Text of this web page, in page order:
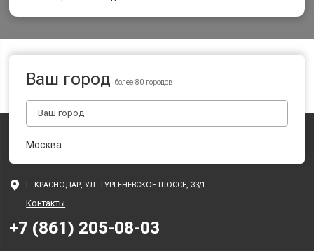
Ваш городболее 80 городов
Москва
Г. КРАСНОДАР, УЛ. ТУРГЕНЕВСКОЕ ШОССЕ, 33/1
Контакты
+7 (861) 205-08-03